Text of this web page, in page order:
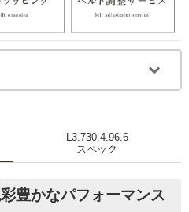
L3.730.4.96.6
スペック
豊かなパフォーマンス